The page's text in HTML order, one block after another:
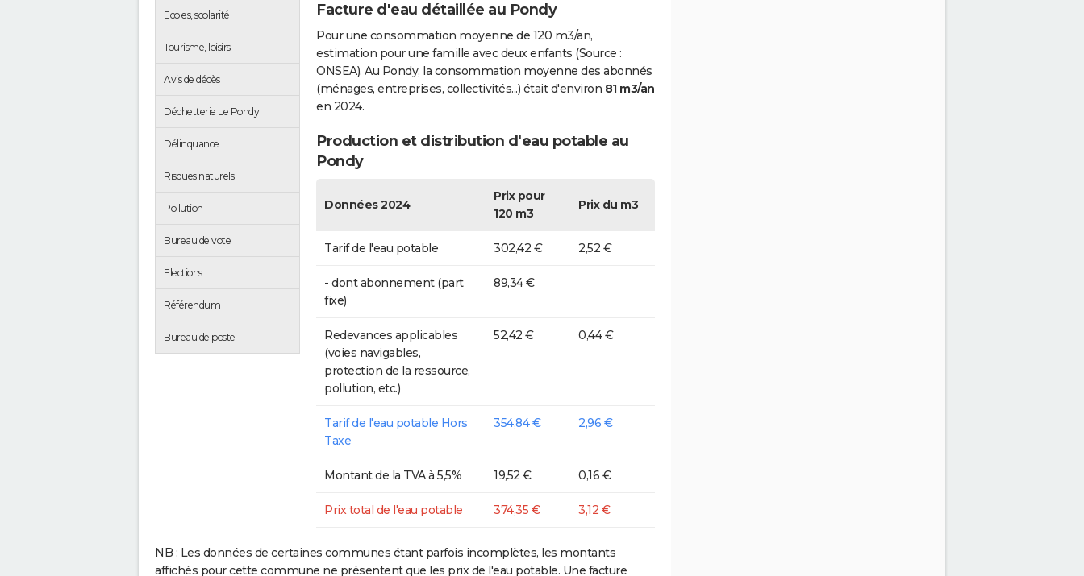
Ecoles, scolarité
Tourisme, loisirs
Avis de décès
Déchetterie Le Pondy
Délinquance
Risques naturels
Pollution
Bureau de vote
Elections
Référendum
Bureau de poste
Facture d'eau détaillée au Pondy
Pour une consommation moyenne de 120 m3/an,
estimation pour une famille avec deux enfants (Source :
ONSEA). Au Pondy, la consommation moyenne des abonnés
(ménages, entreprises, collectivités...) était d'environ 81 m3/an
en 2024.
Production et distribution d'eau potable au
Pondy
Données 2024
Prix pour
120 m3
Prix du m3
Tarif de l'eau potable 302,42 € 2,52 €
- dont abonnement (part
fixe)
89,34 €
Redevances applicables
(voies navigables,
protection de la ressource,
pollution, etc.)
52,42 € 0,44 €
Tarif de l'eau potable Hors
Taxe
354,84 € 2,96 €
Montant de la TVA à 5,5% 19,52 € 0,16 €
Prix total de l'eau potable 374,35 € 3,12 €
NB : Les données de certaines communes étant parfois incomplètes, les montants
affichés pour cette commune ne présentent que les prix de l'eau potable. Une facture